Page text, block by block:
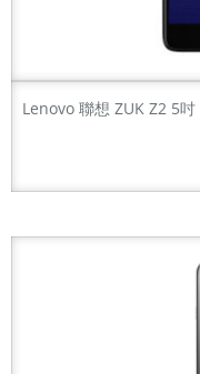
Lenovo 聯想 ZUK Z2 5吋